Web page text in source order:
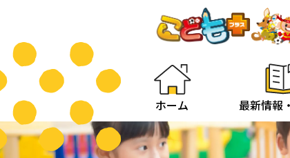
ホーム 最新情報